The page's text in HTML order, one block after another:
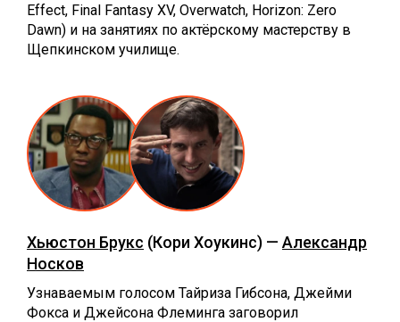
Effect, Final Fantasy XV, Overwatch, Horizon: Zero
Dawn) и на занятиях по актёрскому мастерству в
Щепкинском училище.
Хьюстон Брукс (Кори Хоукинс) — Александр
Носков
Узнаваемым голосом Тайриза Гибсона, Джейми
Фокса и Джейсона Флеминга заговорил